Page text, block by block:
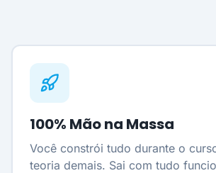
100% Mão na Massa
Você constrói tudo durante o
teoria demais. Sai com tudo